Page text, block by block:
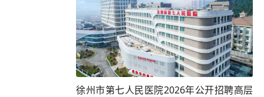
徐州市第七人民医院2026年公开招聘高层